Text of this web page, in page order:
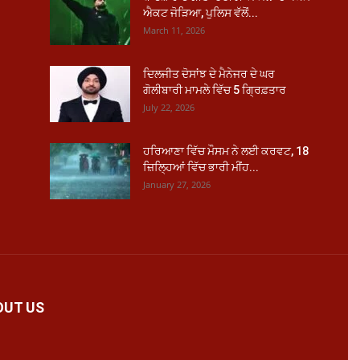
ਐਕਟ ਜੋੜਿਆ, ਪੁਲਿਸ ਵੱਲੋਂ...
March 11, 2026
ਦਿਲਜੀਤ ਦੋਸਾਂਝ ਦੇ ਮੈਨੇਜਰ ਦੇ ਘਰ
ਗੋਲੀਬਾਰੀ ਮਾਮਲੇ ਵਿੱਚ 5 ਗ੍ਰਿਫ਼ਤਾਰ
July 22, 2026
ਹਰਿਆਣਾ ਵਿੱਚ ਮੌਸਮ ਨੇ ਲਈ ਕਰਵਟ, 18
ਜ਼ਿਲ੍ਹਿਆਂ ਵਿੱਚ ਭਾਰੀ ਮੀਂਹ...
January 27, 2026
US